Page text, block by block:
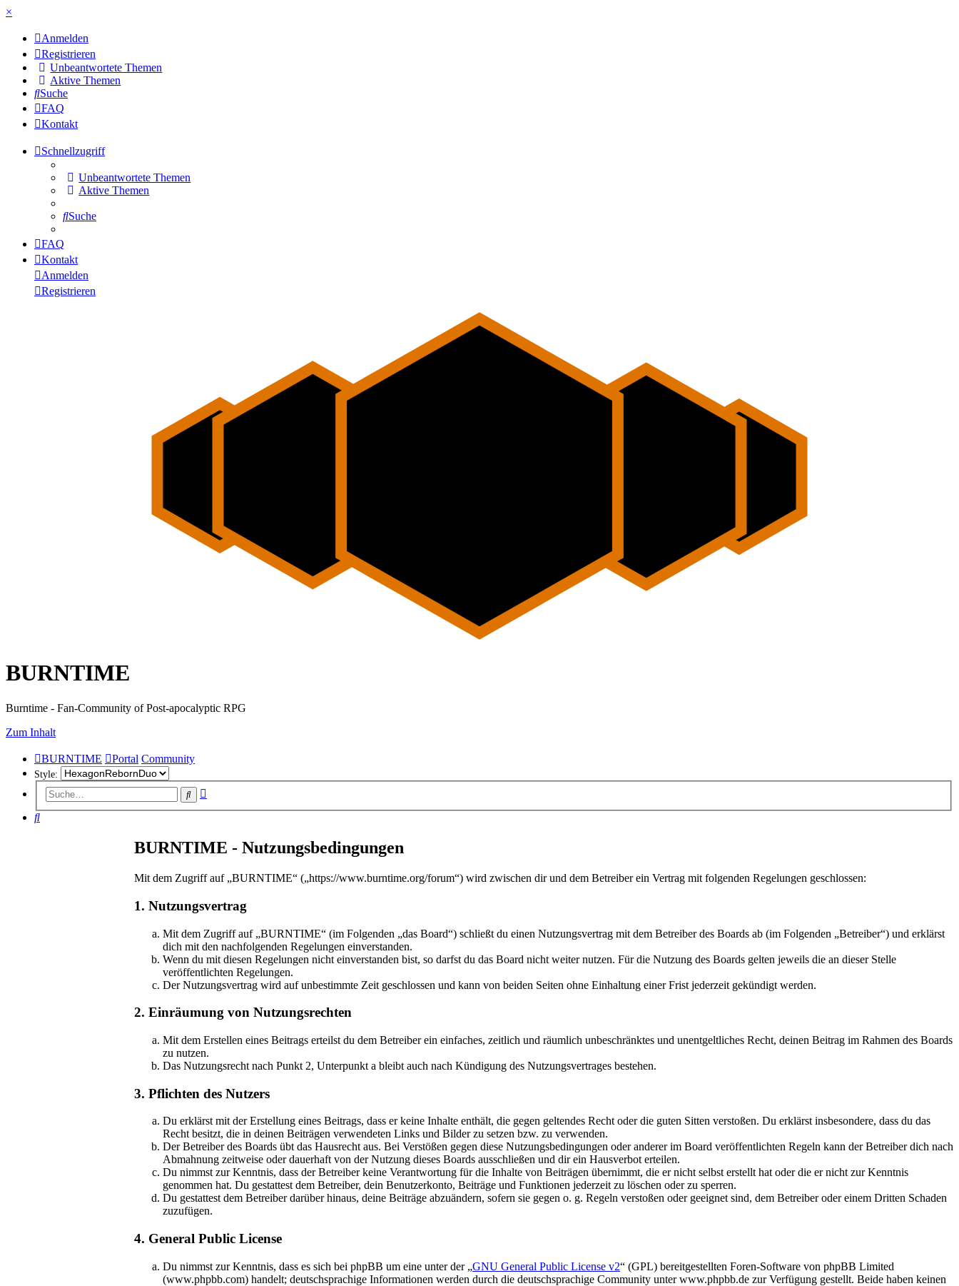
×
Anmelden
Registrieren
Unbeantwortete Themen
Aktive Themen
Suche
FAQ
Kontakt
Schnellzugriff
Unbeantwortete Themen
Aktive Themen
Suche
FAQ
Kontakt
Anmelden
Registrieren
BURNTIME
Burntime - Fan-Community of Post-apocalyptic RPG
Zum Inhalt
BURNTIME Portal Community
Style:
Suche
Suche
BURNTIME - Nutzungsbedingungen
Mit dem Zugriff auf „BURNTIME“ („https://www.burntime.org/forum“) wird zwischen dir und dem Betreiber ein Vertrag mit folgenden Regelungen geschlossen:
1. Nutzungsvertrag
Mit dem Zugriff auf „BURNTIME“ (im Folgenden „das Board“) schließt du einen Nutzungsvertrag mit dem Betreiber des Boards ab (im Folgenden „Betreiber“) und erklärst
dich mit den nachfolgenden Regelungen einverstanden.
Wenn du mit diesen Regelungen nicht einverstanden bist, so darfst du das Board nicht weiter nutzen. Für die Nutzung des Boards gelten jeweils die an dieser Stelle
veröffentlichten Regelungen.
Der Nutzungsvertrag wird auf unbestimmte Zeit geschlossen und kann von beiden Seiten ohne Einhaltung einer Frist jederzeit gekündigt werden.
2. Einräumung von Nutzungsrechten
Mit dem Erstellen eines Beitrags erteilst du dem Betreiber ein einfaches, zeitlich und räumlich unbeschränktes und unentgeltliches Recht, deinen Beitrag im Rahmen des Boards
zu nutzen.
Das Nutzungsrecht nach Punkt 2, Unterpunkt a bleibt auch nach Kündigung des Nutzungsvertrages bestehen.
3. Pflichten des Nutzers
Du erklärst mit der Erstellung eines Beitrags, dass er keine Inhalte enthält, die gegen geltendes Recht oder die guten Sitten verstoßen. Du erklärst insbesondere, dass du das
Recht besitzt, die in deinen Beiträgen verwendeten Links und Bilder zu setzen bzw. zu verwenden.
Der Betreiber des Boards übt das Hausrecht aus. Bei Verstößen gegen diese Nutzungsbedingungen oder anderer im Board veröffentlichten Regeln kann der Betreiber dich nach
Abmahnung zeitweise oder dauerhaft von der Nutzung dieses Boards ausschließen und dir ein Hausverbot erteilen.
Du nimmst zur Kenntnis, dass der Betreiber keine Verantwortung für die Inhalte von Beiträgen übernimmt, die er nicht selbst erstellt hat oder die er nicht zur Kenntnis
genommen hat. Du gestattest dem Betreiber, dein Benutzerkonto, Beiträge und Funktionen jederzeit zu löschen oder zu sperren.
Du gestattest dem Betreiber darüber hinaus, deine Beiträge abzuändern, sofern sie gegen o. g. Regeln verstoßen oder geeignet sind, dem Betreiber oder einem Dritten Schaden
zuzufügen.
4. General Public License
Du nimmst zur Kenntnis, dass es sich bei phpBB um eine unter der „GNU General Public License v2“ (GPL) bereitgestellten Foren-Software von phpBB Limited
(www.phpbb.com) handelt; deutschsprachige Informationen werden durch die deutschsprachige Community unter www.phpbb.de zur Verfügung gestellt. Beide haben keinen